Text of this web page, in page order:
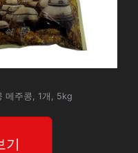
메주콩, 1개, 5kg
기